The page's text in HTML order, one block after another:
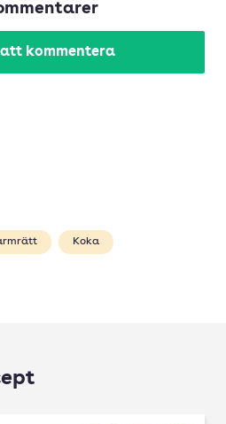
kommentera
Koka